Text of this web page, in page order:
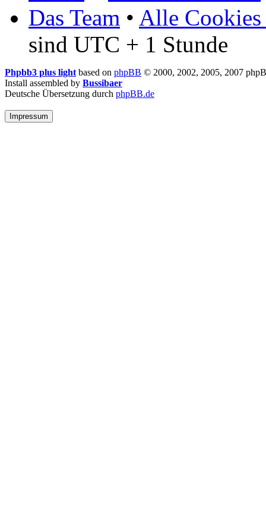
Das Team • Alle Cookies
sind UTC + 1 Stunde
Phpbb3 plus light based on phpBB © 2000, 2002, 2005, 2007
Install assembled by Bussibaer
Deutsche Übersetzung durch phpBB.de